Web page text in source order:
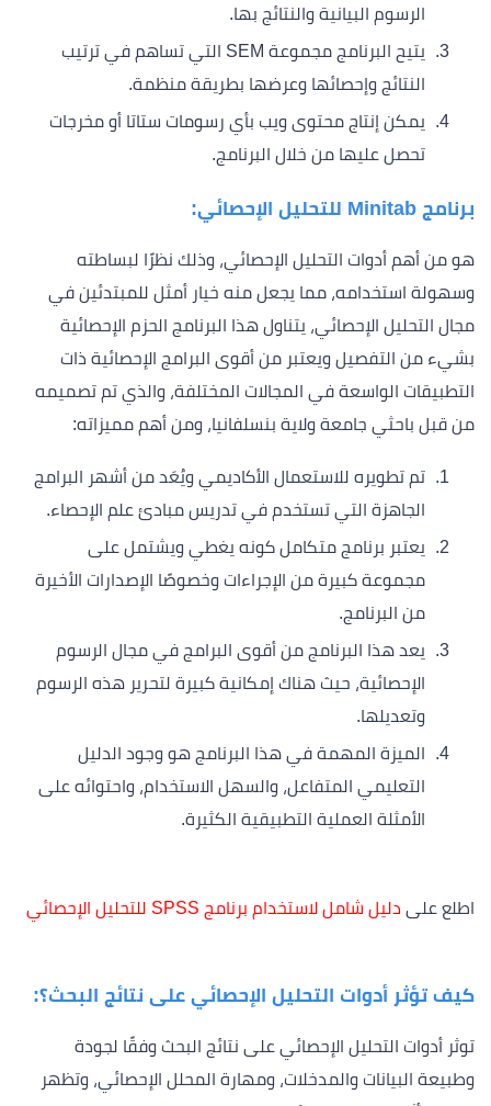
الرسوم البيانية والنتائج بها.
يتيح البرنامج مجموعة SEM التي تساهم في ترتيب
النتائج وإحصائها وعرضها بطريقة منظمة.
يمكن إنتاج محتوى ويب بأي رسومات ستاتا أو مخرجات
تحصل عليها من خلال البرنامج.
برنامج Minitab للتحليل الإحصائي:
هو من أهم أدوات التحليل الإحصائي، وذلك نظرًا لبساطته
وسهولة استخدامه، مما يجعل منه خيار أمثل للمبتدئين في
مجال التحليل الإحصائي، يتناول هذا البرنامج الحزم الإحصائية
بشيء من التفصيل ويعتبر من أقوى البرامج الإحصائية ذات
التطبيقات الواسعة في المجالات المختلفة، والذي تم تصميمه
من قبل باحثي جامعة ولاية بنسلفانيا، ومن أهم مميزاته:
تم تطويره للاستعمال الأكاديمي ويُعَد من أشهر البرامج
الجاهزة التي تستخدم في تدريس مبادئ علم الإحصاء.
يعتبر برنامج متكامل كونه يغطي ويشتمل على
مجموعة كبيرة من الإجراءات وخصوصًا الإصدارات الأخيرة
من البرنامج.
يعد هذا البرنامج من أقوى البرامج في مجال الرسوم
الإحصائية، حيث هناك إمكانية كبيرة لتحرير هذه الرسوم
وتعديلها.
الميزة المهمة في هذا البرنامج هو وجود الدليل
التعليمي المتفاعل، والسهل الاستخدام، واحتوائه على
الأمثلة العملية التطبيقية الكثيرة.
اطلع على دليل شامل لاستخدام برنامج SPSS للتحليل الإحصائي
كيف تؤثر أدوات التحليل الإحصائي على نتائج البحث؟:
توثر أدوات التحليل الإحصائي على نتائج البحث وفقًا لجودة
وطبيعة البيانات والمدخلات، ومهارة المحلل الإحصائي، وتظهر